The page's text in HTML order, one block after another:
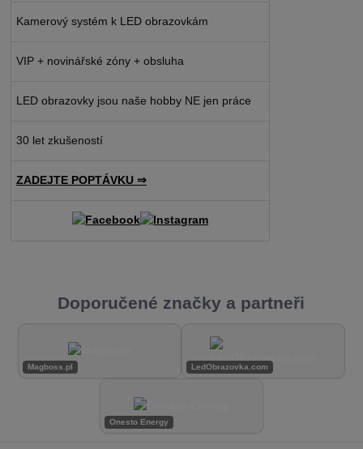
Kamerový systém k LED obrazovkám
VIP + novinářské zóny + obsluha
LED obrazovky jsou naše hobby NE jen práce
30 let zkušeností
ZADEJTE POPTÁVKU ⇒
Doporučené značky a partneři
Magboss.pl LedObrazovka.com
Onesto Energy